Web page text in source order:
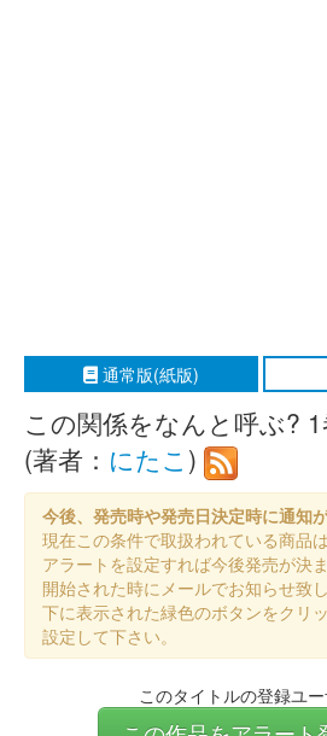
通常版(紙版)
この関係をなんと呼ぶ?
(著者： にたこ )
今後、発売時や発売日決定時に通知
現在この条件で取扱われている商品
アラートを設定すれば今後発売が決
開始された時にメールでお知らせ致し
下に表示された緑色のボタンをクリ
設定して下さい。
このタイトルの登録ユ